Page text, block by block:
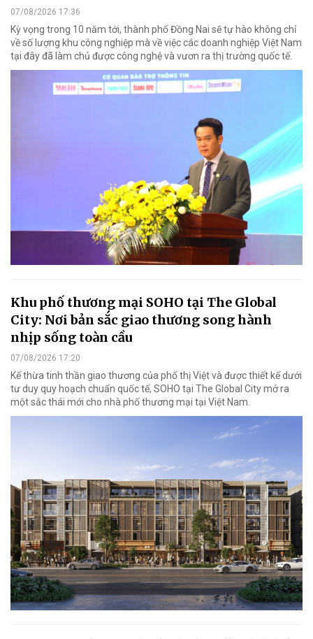
07/08/2026 17:36
Kỳ vọng trong 10 năm tới, thành phố Đồng Nai sẽ tự hào không chỉ
về số lượng khu công nghiệp mà về việc các doanh nghiệp Việt Nam
tại đây đã làm chủ được công nghệ và vươn ra thị trường quốc tế.
Khu phố thương mại SOHO tại The Global
City: Nơi bản sắc giao thương song hành
nhịp sống toàn cầu
07/08/2026 17:20
Kế thừa tinh thần giao thương của phố thị Việt và được thiết kế dưới
tư duy quy hoạch chuẩn quốc tế, SOHO tại The Global City mở ra
một sắc thái mới cho nhà phố thương mại tại Việt Nam.